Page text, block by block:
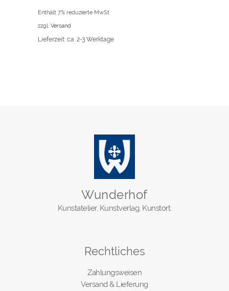
Enthält 7% reduzierte MwSt
zzgl. Versand
Lieferzeit: ca. 2-3 Werktage
Wunderhof
Kunstatelier, Kunstverlag, Kunstort.
Rechtliches
Zahlungsweisen
Versand & Lieferung